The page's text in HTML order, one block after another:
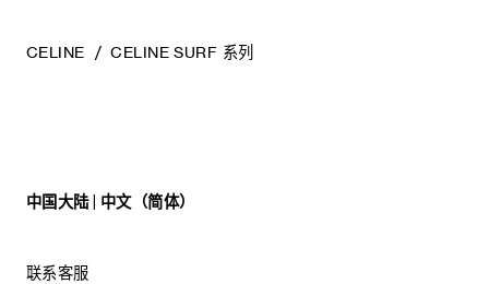
CELINE CELINE SURF 系列
中国大陆 | 中文（简体）
联系客服